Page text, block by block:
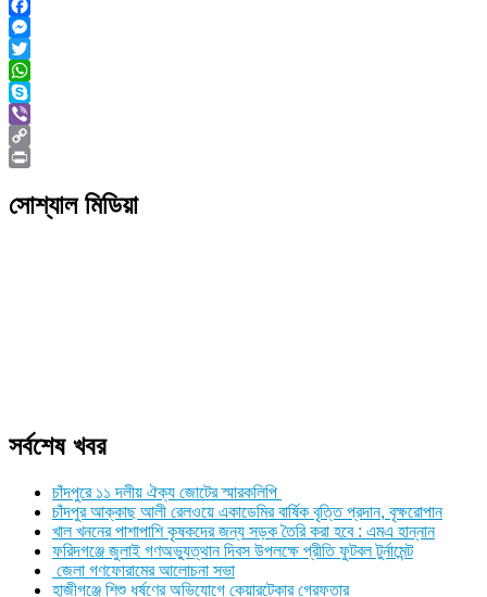
Facebook
Messenger
Twitter
WhatsApp
Skype
Viber
Copy
সোশ্যাল মিডিয়া
সর্বশেষ খবর
চাঁদপুরে ১১ দলীয় ঐক্য জোটের স্মারকলিপি
চাঁদপুর আক্কাছ আলী রেলওয়ে একাডেমির বার্ষিক বৃত্তি প্রদান, বৃক্ষরোপান
খাল খননের পাশাপাশি কৃষকদের জন্য সড়ক তৈরি করা হবে : এমএ হান্নান
ফরিদগঞ্জে জুলাই গণঅভ্যুত্থান দিবস উপলক্ষে প্রীতি ফুটবল টুর্নামেন্ট
জেলা গণফোরামের আলোচনা সভা
হাজীগঞ্জে শিশু ধর্ষণের অভিযোগে কেয়ারটেকার গ্রেফতার